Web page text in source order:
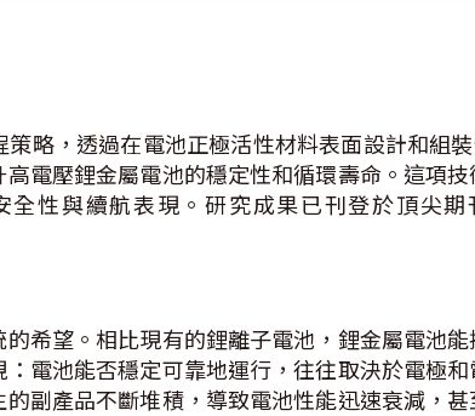
略，透過在電池正極活性材料表面設計和組
電壓鋰金屬電池的穩定性和循環壽命。這項
性與續航表現。研究成果已刊登於頂尖期
希望。相比現有的鋰離子電池，鋰金屬電池
電池能否穩定可靠地運行，往往取決於電極
副產品不斷堆積，導致電池性能迅速衰減，